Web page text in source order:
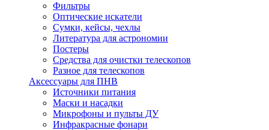
Фильтры
Оптические искатели
Сумки, кейсы, чехлы
Литература для астрономии
Постеры
Средства для очистки телескопов
Разное для телескопов
Аксессуары для ПНВ
Источники питания
Маски и насадки
Микрофоны и пульты ДУ
Инфракрасные фонари